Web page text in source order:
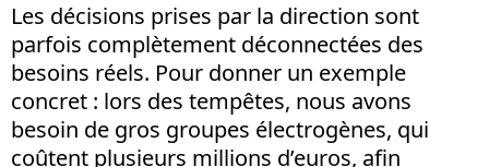
Les décisions prises par la direction sont
parfois complètement déconnectées des
besoins réels. Pour donner un exemple
concret : lors des tempêtes, nous avons
besoin de gros groupes électrogènes, qui
coûtent plusieurs millions d’euros, afin